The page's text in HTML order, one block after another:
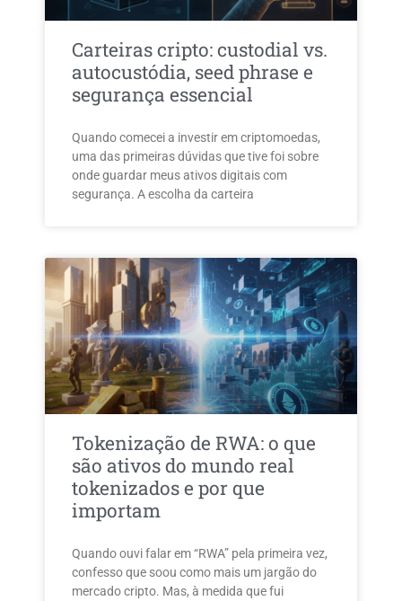
Carteiras cripto: custodial vs.
autocustódia, seed phrase e
segurança essencial
Quando comecei a investir em criptomoedas,
uma das primeiras dúvidas que tive foi sobre
onde guardar meus ativos digitais com
segurança. A escolha da carteira
Tokenização de RWA: o que
são ativos do mundo real
tokenizados e por que
importam
Quando ouvi falar em “RWA” pela primeira vez,
confesso que soou como mais um jargão do
mercado cripto. Mas, à medida que fui